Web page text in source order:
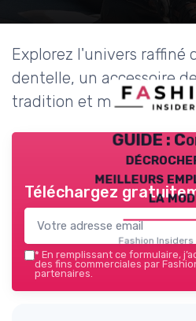
Explorez l'univers raffiné
dentelle, un accessoire
tradition et modernité.
GUIDE :
meilleurs
la
Fashion
Téléchargez
* En remplissant ce formulaire,
des fins commerciales par
partenaires.